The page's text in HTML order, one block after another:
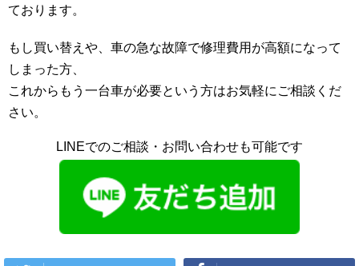
ております。
もし買い替えや、車の急な故障で修理費用が高額になって
しまった方、
これからもう一台車が必要という方はお気軽にご相談くだ
さい。
LINEでのご相談・お問い合わせも可能です